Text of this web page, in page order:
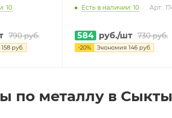
10
790руб.
158 руб.
Есть в наличии: 10 Арт.:
584 руб./шт 730руб.
-20% Экономия146 руб.
по металлу в